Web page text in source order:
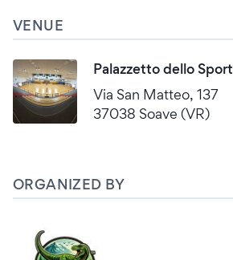
VENUE
Palazzetto dello Sport
Via San Matteo, 137
37038 Soave (VR)
ORGANIZED BY